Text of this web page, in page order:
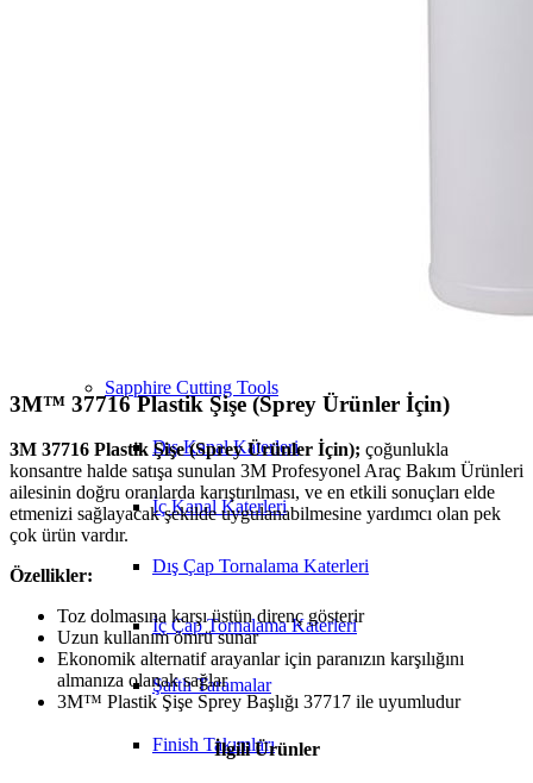
Sapphire Cutting Tools
Dış Kanal Katerleri
İç Kanal Katerleri
Dış Çap Tornalama Katerleri
İç Çap Tornalama Katerleri
Şaftlı Taramalar
Finish Takımları
3M™ 37716 Plastik Şişe (Sprey Ürünler İçin)
3M 37716 Plastik Şişe (Sprey Ürünler İçin); çoğunlukla
konsantre halde satışa sunulan 3M Profesyonel Araç Bakım Ürünleri
ailesinin doğru oranlarda karıştırılması, ve en etkili sonuçları elde
etmenizi sağlayacak şekilde uygulanabilmesine yardımcı olan pek
çok ürün vardır.
Özellikler:
Toz dolmasına karşı üstün direnç gösterir
Uzun kullanım ömrü sunar
Ekonomik alternatif arayanlar için paranızın karşılığını
almanıza olanak sağlar
3M™ Plastik Şişe Sprey Başlığı 37717 ile uyumludur
İlgili Ürünler